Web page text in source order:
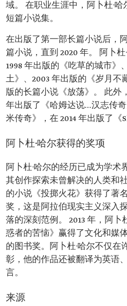
域。 在职业生涯中，阿卜杜·哈
短篇小说集。
在出版了第一部长篇小说后，
篇小说，直到 2020 年。 阿卜
1998 年出版的《吃草的城市》
土》、2003 年出版的《岁月不
版的长篇小说《放荡》。 此外
年出版了《哈姆达说…汉志传
米传奇》，在 2014 年出版了《
阿卜杜·哈尔获得的奖项
阿卜杜·哈尔的经历已成为学术
其创作探索未曾解决的人类和
的小说《投掷火花》获得了著
奖，这是阿拉伯现实主义深入
落的深刻范例。 2013 年，阿卜
惑者的苦恼》赢得了文化和媒
的图书奖。阿卜杜·哈尔不仅在
彰，他的作品还被翻译为英语
言。
来源